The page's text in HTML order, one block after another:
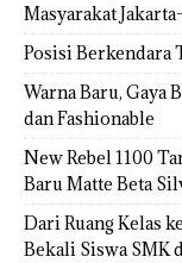
Masyarakat
Posisi Berkendara
Warna Baru, Gaya
dan Fashionable
New Rebel 1100
Baru Matte Beta
Dari Ruang Kelas
Bekali Siswa SMK